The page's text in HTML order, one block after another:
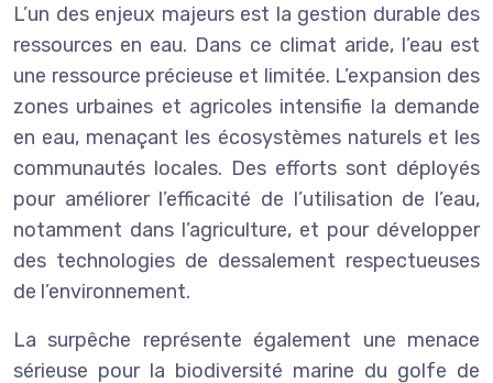
L’un des enjeux majeurs est la gestion durable des
ressources en eau. Dans ce climat aride, l’eau est
une ressource précieuse et limitée. L’expansion des
zones urbaines et agricoles intensifie la demande
en eau, menaçant les écosystèmes naturels et les
communautés locales. Des efforts sont déployés
pour améliorer l’efficacité de l’utilisation de l’eau,
notamment dans l’agriculture, et pour développer
des technologies de dessalement respectueuses
de l’environnement.
La surpêche représente également une menace
sérieuse pour la biodiversité marine du golfe de